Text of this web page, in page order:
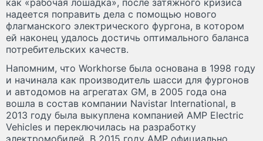
как «рабочая лошадка», после затяжного кризиса
надеется поправить дела с помощью нового
флагманского электрического фургона, в котором
ей наконец удалось достичь оптимального баланса
потребительских качеств.
Напомним, что Workhorse была основана в 1998 году
и начинала как производитель шасси для фургонов
и автодомов на агрегатах GM, в 2005 года она
вошла в состав компании Navistar International, в
2013 году была выкуплена компанией AMP Electric
Vehicles и переключилась на разработку